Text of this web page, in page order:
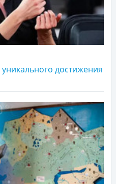
достижения